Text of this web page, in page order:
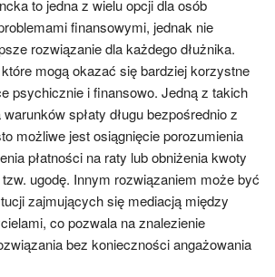
to jedna z wielu opcji dla osób
finansowymi, jednak nie
rozwiązanie dla każdego dłużnika.
mogą okazać się bardziej korzystne
psychicznie i finansowo. Jedną z takich
spłaty długu bezpośrednio z
możliwe jest osiągnięcie porozumienia
płatności na raty lub obniżenia kwoty
ugodę. Innym rozwiązaniem może być
zajmujących się mediacją między
co pozwala na znalezienie
bez konieczności angażowania